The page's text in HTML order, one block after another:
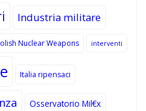
Industria militare
Nuclear Weapons interventi
Italia ripensaci
Osservatorio Mil€x